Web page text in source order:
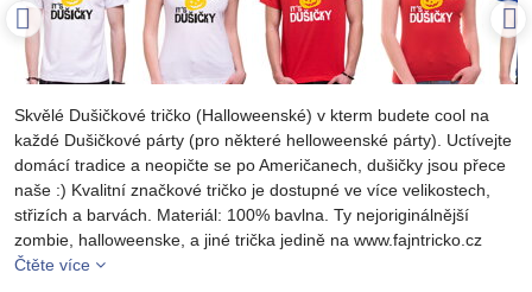
Skvělé Dušičkové tričko (Halloweenské) v kterm budete cool na
každé Dušičkové párty (pro některé helloweenské párty). Uctívejte
domácí tradice a neopičte se po Američanech, dušičky jsou přece
naše :) Kvalitní značkové tričko je dostupné ve více velikostech,
střizích a barvách. Materiál: 100% bavlna. Ty nejoriginálnější
zombie, halloweenske, a jiné trička jedině na www.fajntricko.cz
Čtěte více